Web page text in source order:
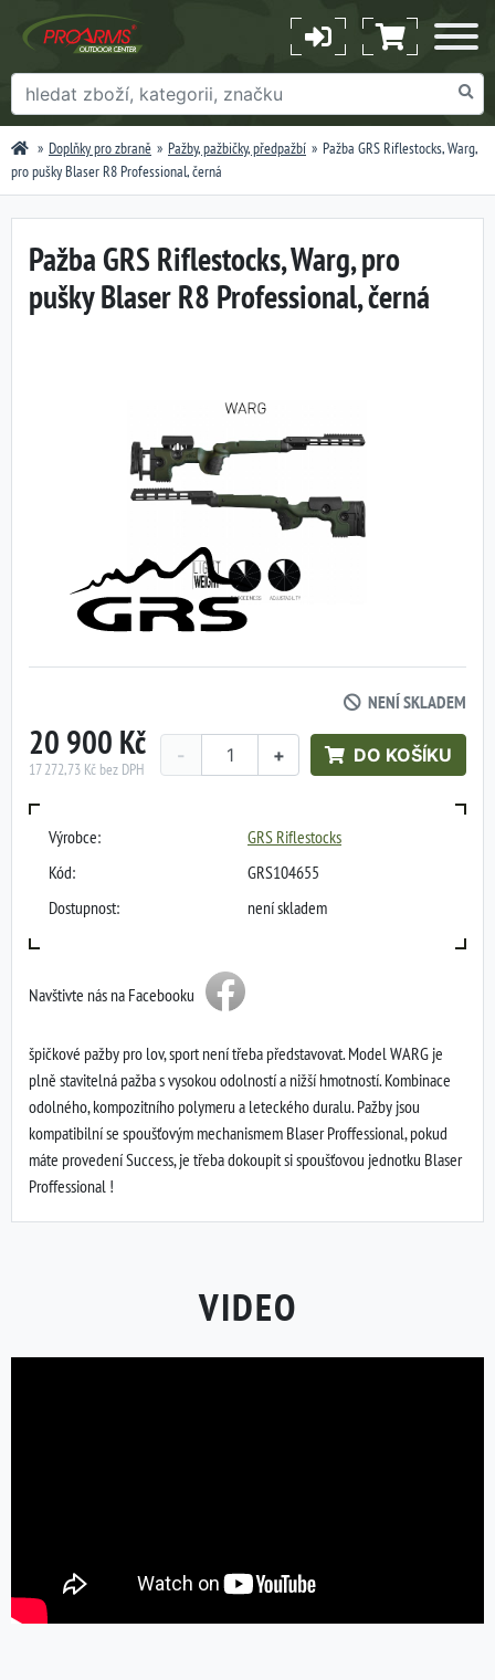
Doplňky pro zbraně Pažby, pažbičky, předpažbí
Pažba GRS Riflestocks, Warg,
pro pušky Blaser R8 Professional, černá
Pažba GRS Riflestocks, Warg, pro
pušky Blaser R8 Professional, černá
NENÍ SKLADEM
20 900 Kč
17 272,73 Kč bez DPH
+
- DO KOŠÍKU
Výrobce:
GRS Riflestocks
Kód:
GRS104655
Dostupnost:
není skladem
Navštivte nás na Facebooku
špičkové pažby pro lov, sport není třeba představovat. Model WARG je
plně stavitelná pažba s vysokou odolností a nižší hmotností. Kombinace
odolného, kompozitního polymeru a leteckého duralu. Pažby jsou
kompatibilní se spoušťovým mechanismem Blaser Proffessional, pokud
máte provedení Success, je třeba dokoupit si spoušťovou jednotku Blaser
Proffessional !
VIDEO